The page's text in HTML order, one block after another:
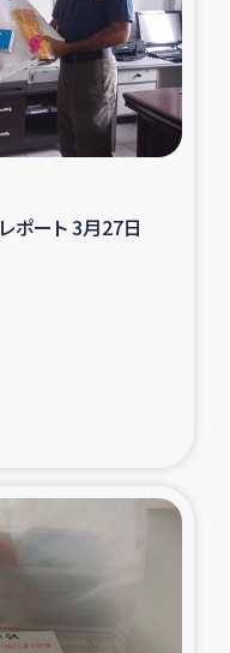
ポート 3月27日